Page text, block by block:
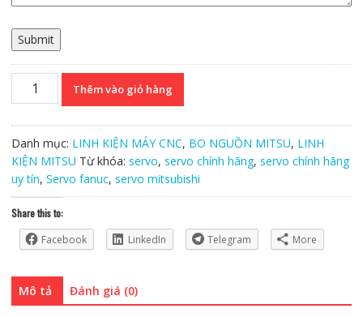
Submit
Servo
Mitsubishi
V1-
185
Chính
Hãng
lượng
Thêm vào giỏ hàng
Danh mục: LINH KIỆN MÁY CNC, BO NGUỒN MITSU, LINH
KIỆN MITSU Từ khóa: servo, servo chính hãng, servo chính hãng
uy tín, Servo fanuc, servo mitsubishi
Share this to:
Facebook
LinkedIn Telegram More
Mô tả Đánh giá (0)